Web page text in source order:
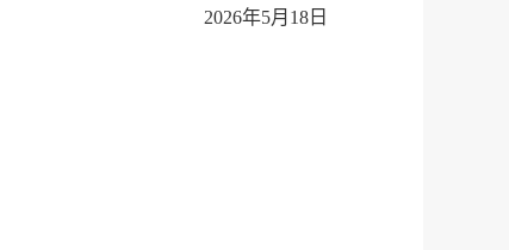
2026年5月18日